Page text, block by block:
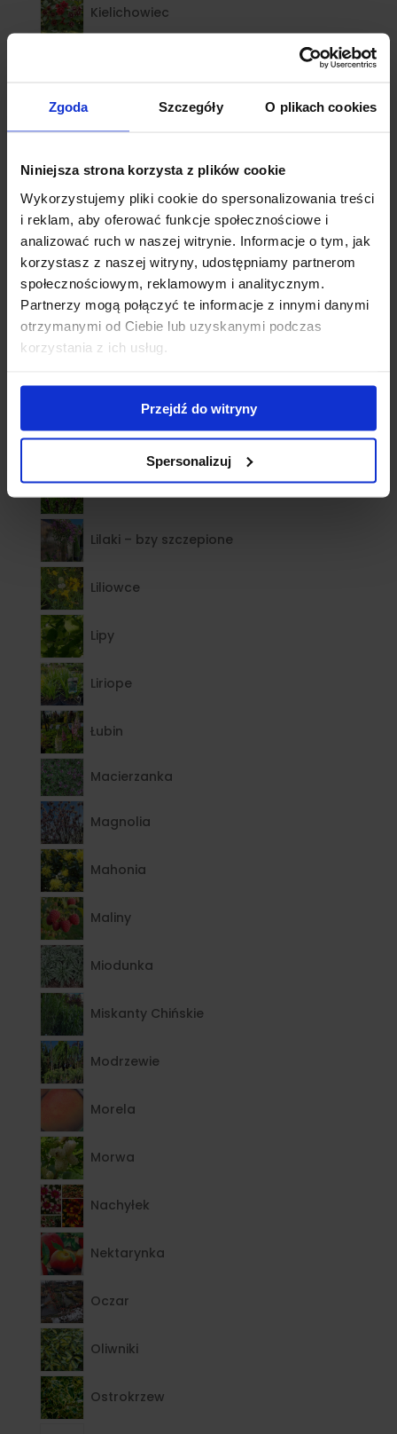
Zgoda Szczegóły O plikach cookies
Niniejsza strona korzysta z plików cookie
Wykorzystujemy pliki cookie do spersonalizowania treści
i reklam, aby oferować funkcje społecznościowe i
analizować ruch w naszej witrynie. Informacje o tym, jak
korzystasz z naszej witryny, udostępniamy partnerom
społecznościowym, reklamowym i analitycznym.
Partnerzy mogą połączyć te informacje z innymi danymi
otrzymanymi od Ciebie lub uzyskanymi podczas
korzystania z ich usług.
Przejdź do witryny
Spersonalizuj
Kielichowiec
Klony palmowe
Krzewuszka
Krzewy ozdobne
Kuklik
Lagerstroemia
Lawendy
Lilaki – bzy szczepione
Liliowce
Lipy
Liriope
Łubin
Macierzanka
Magnolia
Mahonia
Maliny
Miodunka
Miskanty Chińskie
Modrzewie
Morela
Morwa
Nachyłek
Nektarynka
Oczar
Oliwniki
Ostrokrzew